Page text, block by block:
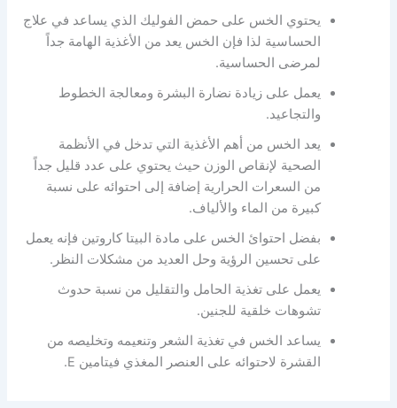
يحتوي الخس على حمض الفوليك الذي يساعد في علاج
الحساسية لذا فإن الخس يعد من الأغذية الهامة جداً
لمرضى الحساسية.
يعمل على زيادة نضارة البشرة ومعالجة الخطوط
والتجاعيد.
يعد الخس من أهم الأغذية التي تدخل في الأنظمة
الصحية لإنقاص الوزن حيث يحتوي على عدد قليل جداً
من السعرات الحرارية إضافة إلى احتوائه على نسبة
كبيرة من الماء والألياف.
بفضل احتوائ الخس على مادة البيتا كاروتين فإنه يعمل
على تحسين الرؤية وحل العديد من مشكلات النظر.
يعمل على تغذية الحامل والتقليل من نسبة حدوث
تشوهات خلقية للجنين.
يساعد الخس في تغذية الشعر وتنعيمه وتخليصه من
القشرة لاحتوائه على العنصر المغذي فيتامين E.